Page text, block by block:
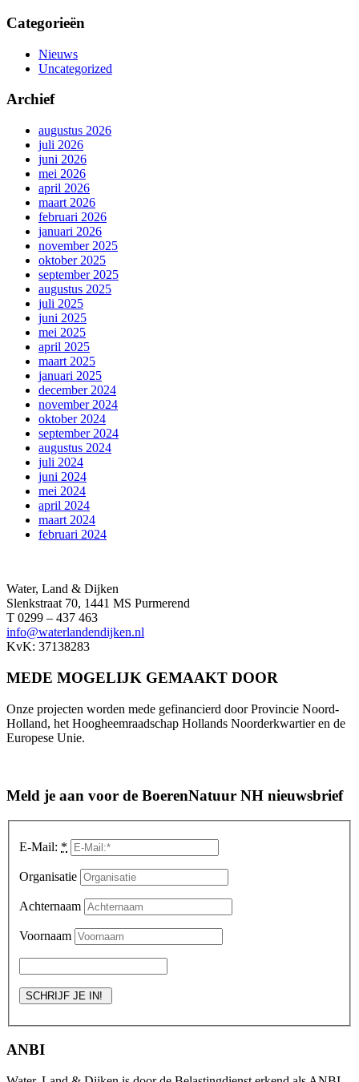
Categorieën
Nieuws
Uncategorized
Archief
augustus 2026
juli 2026
juni 2026
mei 2026
april 2026
maart 2026
februari 2026
januari 2026
november 2025
oktober 2025
september 2025
augustus 2025
juli 2025
juni 2025
mei 2025
april 2025
maart 2025
januari 2025
december 2024
november 2024
oktober 2024
september 2024
augustus 2024
juli 2024
juni 2024
mei 2024
april 2024
maart 2024
februari 2024
Water, Land & Dijken
Slenkstraat 70, 1441 MS Purmerend
T 0299 – 437 463
info@waterlandendijken.nl
KvK: 37138283
MEDE MOGELIJK GEMAAKT DOOR
Onze projecten worden mede gefinancierd door Provincie Noord-
Holland, het Hoogheemraadschap Hollands Noorderkwartier en de
Europese Unie.
Meld je aan voor de BoerenNatuur NH nieuwsbrief
E-Mail: *
Organisatie
Achternaam
Voornaam
ANBI